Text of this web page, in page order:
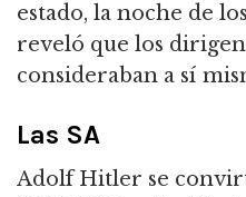
estado, la noche de
reveló que los
consideraban a sí
Las SA
Adolf Hitler se